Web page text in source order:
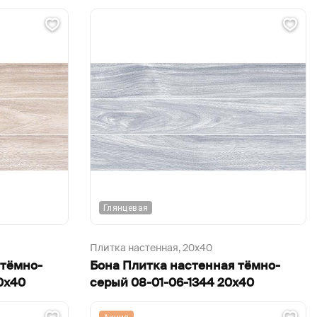
Глянцевая
Плитка настенная,20х40
Бона Плитка настенная тёмно-
серый 08-01-06-1344 20х40